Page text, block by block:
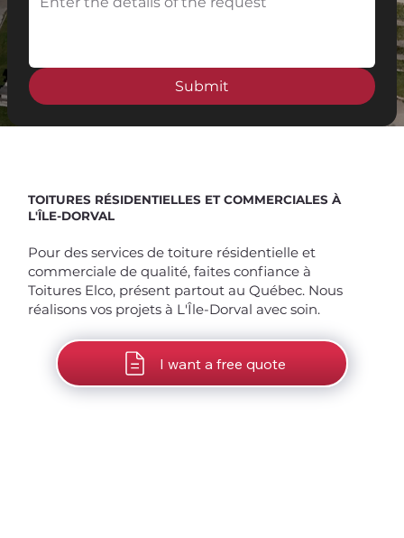
Submit
TOITURES RÉSIDENTIELLES ET COMMERCIALES À
L'ÎLE-DORVAL
Pour des services de toiture résidentielle et
commerciale de qualité, faites confiance à
Toitures Elco, présent partout au Québec. Nous
réalisons vos projets à L'Île-Dorval avec soin.
I want a free quote